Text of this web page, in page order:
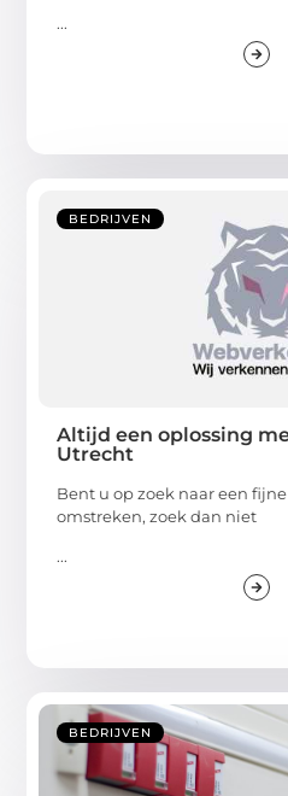
...
BEDRIJVEN
Altijd een oplossing
Utrecht
Bent u op zoek naar een
omstreken, zoek dan niet
...
BEDRIJVEN